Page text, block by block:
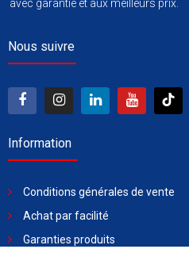
avec garantie et aux meilleurs prix.
Nous suivre
Information
Conditions générales de vente
Achat par facilité
Garanties produits